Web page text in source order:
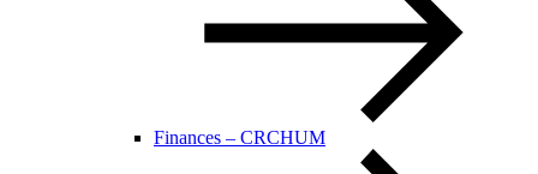
Finances – CRCHUM